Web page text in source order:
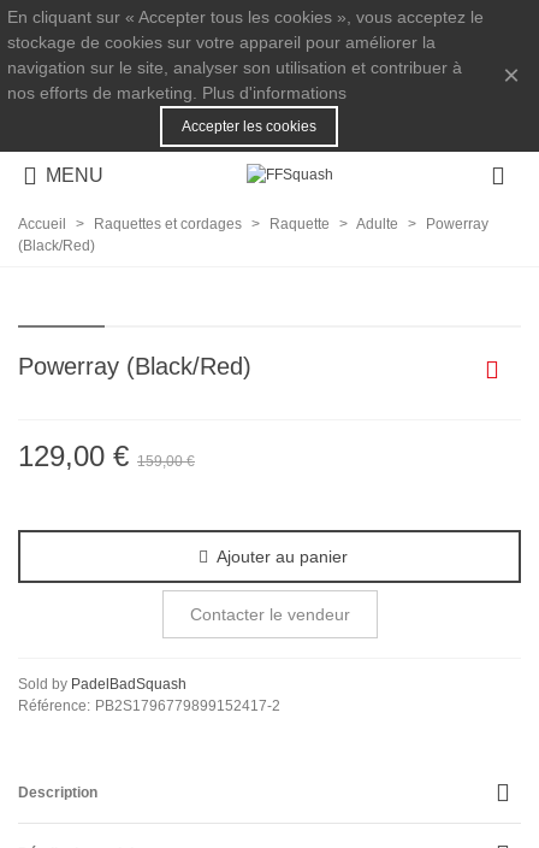
En cliquant sur « Accepter tous les cookies », vous acceptez le
stockage de cookies sur votre appareil pour améliorer la
navigation sur le site, analyser son utilisation et contribuer à
nos efforts de marketing. Plus d'informations
Accepter les cookies
×
MENU
Accueil > Raquettes et cordages > Raquette > Adulte >
Powerray
(Black/Red)
Powerray (Black/Red)
129,00 € 159,00 €
Ajouter au panier
Contacter le vendeur
Sold by PadelBadSquash
Référence: PB2S1796779899152417-2
Description